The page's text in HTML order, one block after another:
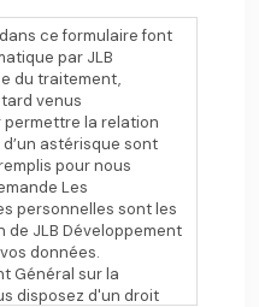
ce formulaire font
par JLB
du traitement,
venus
permettre la relation
astérisque sont
pour nous
Les
personnelles sont les
de JLB Développement
données.
Général sur la
disposez d'un droit